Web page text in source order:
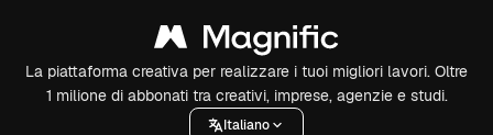
La piattaforma creativa per realizzare i tuoi migliori lavori. Oltre
1 milione di abbonati tra creativi, imprese, agenzie e studi.
Italiano